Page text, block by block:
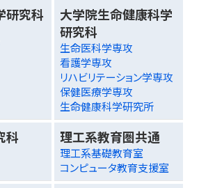
研究科
大学院生命健康科学
研究科
生命医科学専攻
看護学専攻
リハビリテーション学専攻
保健医療学専攻
生命健康科学研究所
科 理工系教育圏共通
理工系基礎教育室
コンピュータ教育支援室